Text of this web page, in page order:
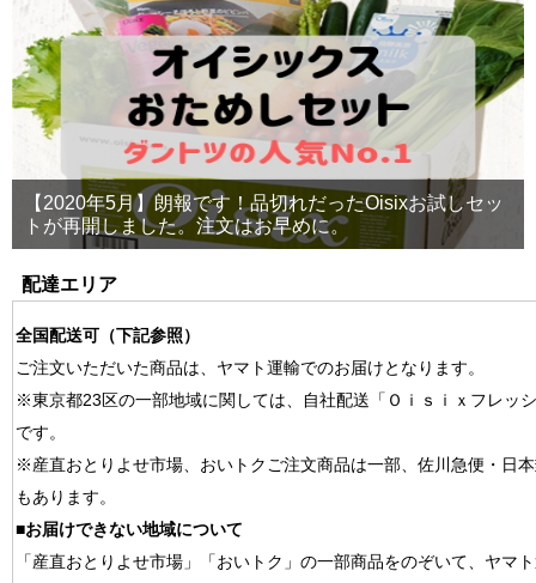
【2020年5月】朗報です！品切れだったOisixお試しセッ
トが再開しました。注文はお早めに。
配達エリア
全国配送可（下記参照）
ご注文いただいた商品は、ヤマト運輸でのお届けとなります。
※東京都23区の一部地域に関しては、自社配送「Ｏｉｓｉｘフレッ
です。
※産直おとりよせ市場、おいトクご注文商品は一部、佐川急便・日
もあります。
■お届けできない地域について
「産直おとりよせ市場」「おいトク」の一部商品をのぞいて、ヤマ